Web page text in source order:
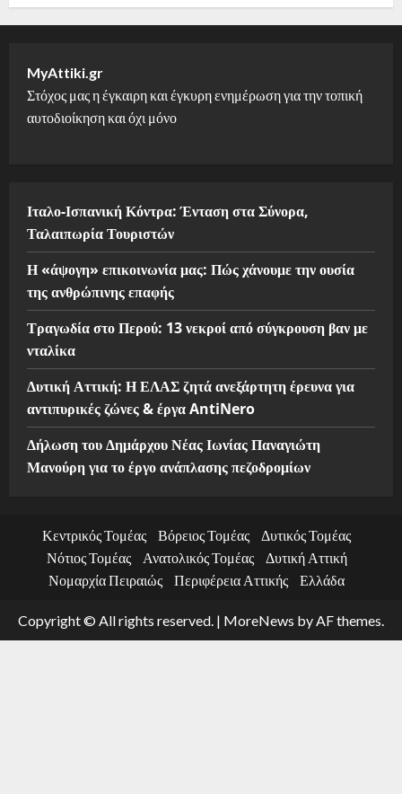
MyAttiki.gr
Στόχος μας η έγκαιρη και έγκυρη ενημέρωση για την τοπική
αυτοδιοίκηση και όχι μόνο
Ιταλο-Ισπανική Κόντρα: Ένταση στα Σύνορα,
Ταλαιπωρία Τουριστών
Η «άψογη» επικοινωνία μας: Πώς χάνουμε την ουσία
της ανθρώπινης επαφής
Τραγωδία στο Περού: 13 νεκροί από σύγκρουση βαν με
νταλίκα
Δυτική Αττική: Η ΕΛΑΣ ζητά ανεξάρτητη έρευνα για
αντιπυρικές ζώνες & έργα AntiNero
Δήλωση του Δημάρχου Νέας Ιωνίας Παναγιώτη
Μανούρη για το έργο ανάπλασης πεζοδρομίων
Κεντρικός Τομέας Βόρειος Τομέας
Δυτικός Τομέας
Νότιος Τομέας
Ανατολικός Τομέας
Δυτική Αττική
Νομαρχία Πειραιώς
Περιφέρεια Αττικής Ελλάδα
Copyright © All rights reserved. | MoreNews by AF themes.